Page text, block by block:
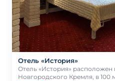
Отель «История»
Отель «История» расположен
Новгородского Кремля, в 100